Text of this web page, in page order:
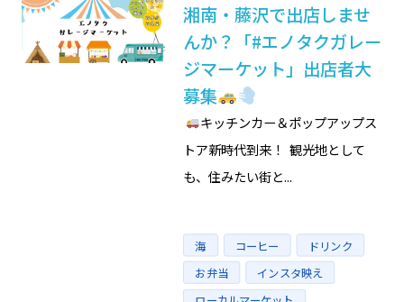
湘南・藤沢で出店しませ
んか？「#エノタクガレー
ジマーケット」出店者大
募集
キッチンカー＆ポップアップス
トア新時代到来！ 観光地として
も、住みたい街と...
タグ
海 コーヒー ドリンク
お弁当 インスタ映え